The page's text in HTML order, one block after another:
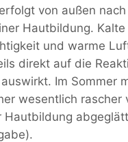
von außen
Hautbildung.
und warme
direkt auf die
Im Sommer
wesentlich rascher
Hautbildung